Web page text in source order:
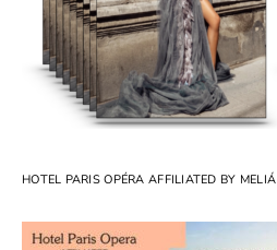
HOTEL PARIS OPÉRA AFFILIATED BY MELIÁ